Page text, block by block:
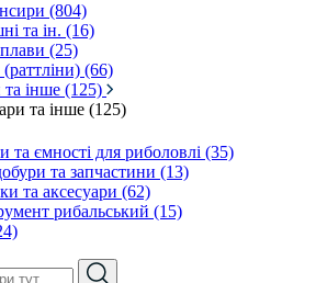
(804)
та ін. (16)
(25)
(66)
інше (125)
та інше (125)
та ємності для риболовлі (35)
та запчастини (13)
та аксесуари (62)
рибальський (15)